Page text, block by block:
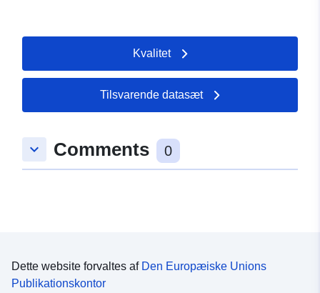
Kvalitet
Tilsvarende datasæt
keyboard_arrow_down Comments 0
Dette website forvaltes af Den Europæiske Unions
Publikationskontor